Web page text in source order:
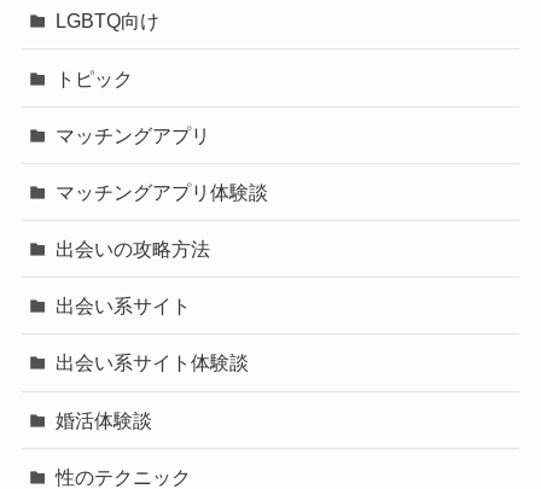
LGBTQ向け
トピック
マッチングアプリ
マッチングアプリ体験談
出会いの攻略方法
出会い系サイト
出会い系サイト体験談
婚活体験談
性のテクニック